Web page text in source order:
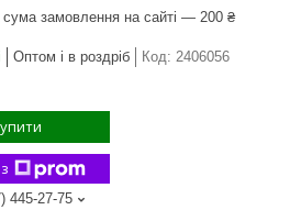
сума замовлення на сайті — 200 ₴
Оптом і в роздріб Код: 2406056
445-27-75